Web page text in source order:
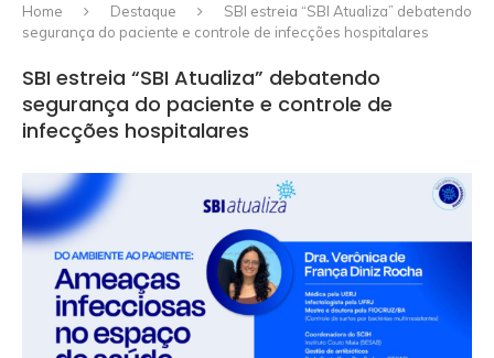
Home Destaque
SBI estreia “SBI Atualiza” debatendo
segurança do paciente e controle de infecções hospitalares
SBI estreia “SBI Atualiza” debatendo
segurança do paciente e controle de
infecções hospitalares